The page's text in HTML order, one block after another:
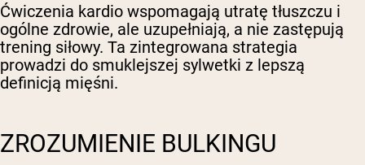
Ćwiczenia kardio wspomagają utratę tłuszczu i
ogólne zdrowie, ale uzupełniają, a nie zastępują
trening siłowy. Ta zintegrowana strategia
prowadzi do smuklejszej sylwetki z lepszą
definicją mięśni.
ZROZUMIENIE BULKINGU